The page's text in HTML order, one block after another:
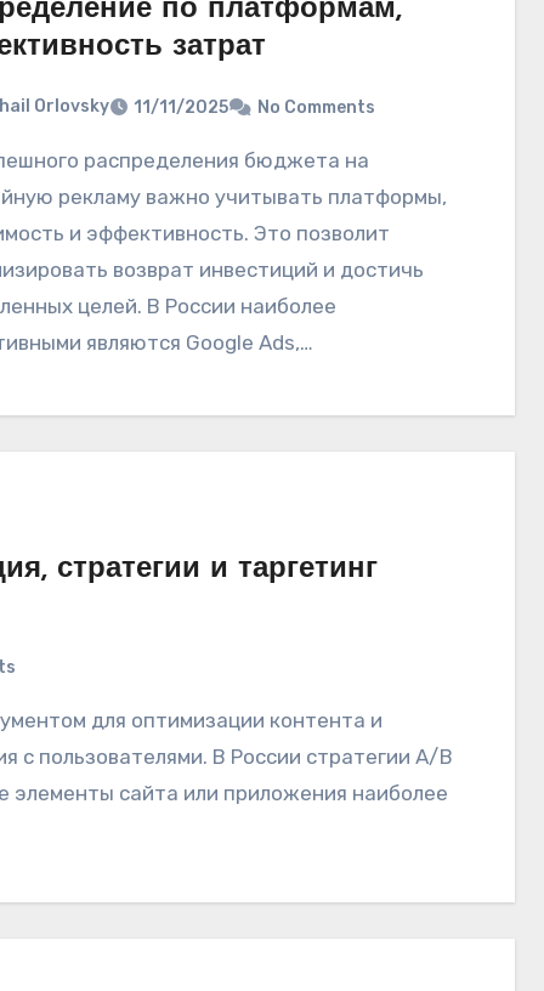
по платформам,
затрат
Orlovsky 11/11/2025 No Comments
рекламу важно учитывать платформы,
и эффективность. Это позволит
возврат инвестиций и достичь
целей. В России наиболее
являются Google Ads,…
стратегии и таргетинг
пользователями. В России стратегии A/B
элементы сайта или приложения наиболее